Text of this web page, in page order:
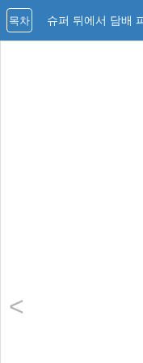
슈퍼 뒤에서 담배
목차
<